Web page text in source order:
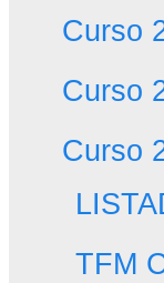
Curso
Curso
Curso
TFM